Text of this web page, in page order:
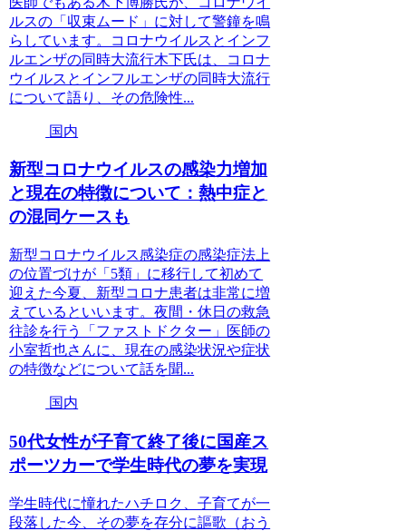
ルスの「収束ムード」に対して警鐘を鳴
らしています。コロナウイルスとインフ
ルエンザの同時大流行木下氏は、コロナ
ウイルスとインフルエンザの同時大流行
について語り、その危険性...
国内
新型コロナウイルスの感染力増加
と現在の特徴について：熱中症と
の混同ケースも
新型コロナウイルス感染症の感染症法上
の位置づけが「5類」に移行して初めて
迎えた今夏、新型コロナ患者は非常に増
えているといいます。夜間・休日の救急
往診を行う「ファストドクター」医師の
小室哲也さんに、現在の感染状況や症状
の特徴などについて話を聞...
国内
50代女性が子育て終了後に国産ス
ポーツカーで学生時代の夢を実現
学生時代に憧れたハチロク、子育てが一
段落した今、その夢を存分に謳歌（おう